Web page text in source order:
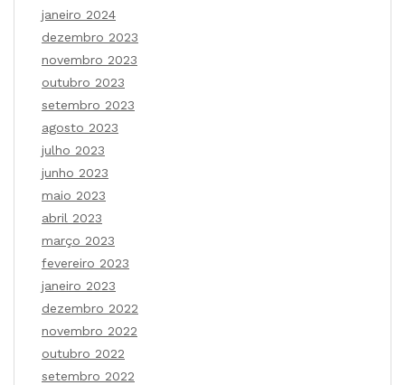
janeiro 2024
dezembro 2023
novembro 2023
outubro 2023
setembro 2023
agosto 2023
julho 2023
junho 2023
maio 2023
abril 2023
março 2023
fevereiro 2023
janeiro 2023
dezembro 2022
novembro 2022
outubro 2022
setembro 2022